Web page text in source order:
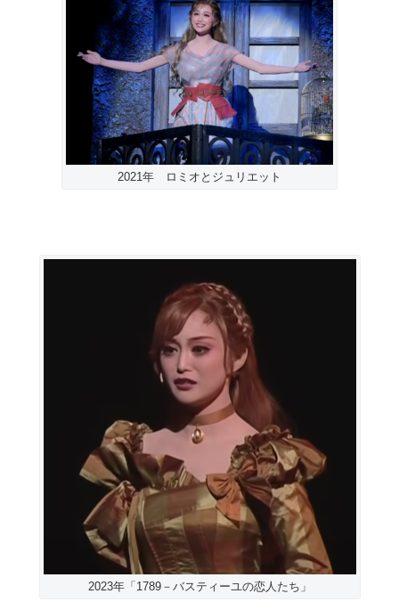
2021年 ロミオとジュリエット
2023年「1789－バスティーユの恋人たち」